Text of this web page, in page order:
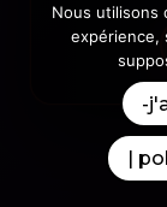
Nous utilisons
expérience,
-
|